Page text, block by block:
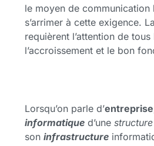
le moyen de
s’arrimer à cette exigence. La
requièrent l’attention de tous
l’accroissement et le bon
Lorsqu’on parle d’entreprise
informatique d’une structure
son infrastructure